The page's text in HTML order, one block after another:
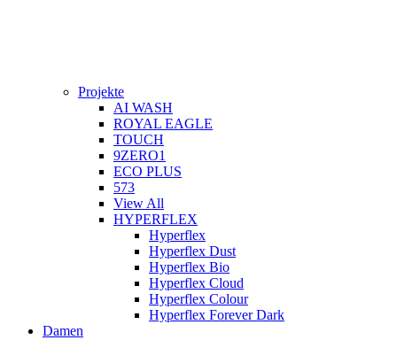
Projekte
AI WASH
ROYAL EAGLE
TOUCH
9ZERO1
ECO PLUS
573
View All
HYPERFLEX
Hyperflex
Hyperflex Dust
Hyperflex Bio
Hyperflex Cloud
Hyperflex Colour
Hyperflex Forever Dark
Damen